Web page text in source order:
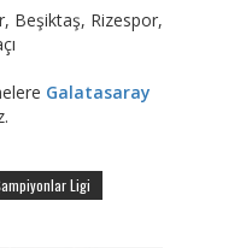
Beşiktaş, Rizespor,
Galatasaray
Ligi